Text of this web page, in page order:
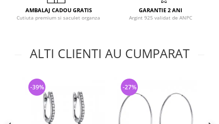
AMBALAJ CADOU GRATIS
Cutiuta premium si saculet organza
GARANTIE 2 ANI
Argint 925 validat de ANPC
ALTI CLIENTI AU CUMPARAT
-39% -27%